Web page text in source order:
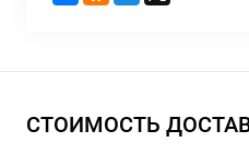
СТОИМОСТЬ